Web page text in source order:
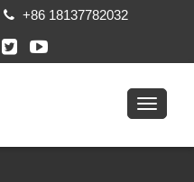
+86 18137782032